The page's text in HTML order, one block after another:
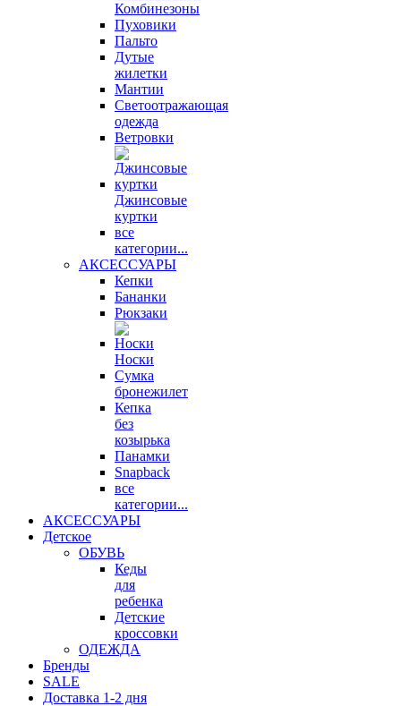
Комбинезоны
Пуховики
Пальто
Дутые
жилетки
Мантии
Светоотражающая
одежда
Ветровки
Джинсовые
куртки
все
категории...
АКСЕССУАРЫ
Кепки
Бананки
Рюкзаки
Носки
Сумка
бронежилет
Кепка
без
козырька
Панамки
Snapback
все
категории...
АКСЕССУАРЫ
Детское
ОБУВЬ
Кеды
для
ребенка
Детские
кроссовки
ОДЕЖДА
Бренды
SALE
Доставка 1-2 дня